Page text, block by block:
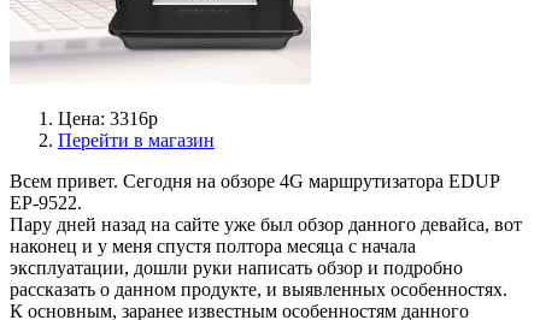
Цена: 3316р
Перейти в магазин
Всем привет. Сегодня на обзоре 4G маршрутизатора EDUP
EP-9522.
Пару дней назад на сайте уже был обзор данного девайса, вот
наконец и у меня спустя полтора месяца с начала
эксплуатации, дошли руки написать обзор и подробно
рассказать о данном продукте, и выявленных особенностях.
К основным, заранее известным особенностям данного